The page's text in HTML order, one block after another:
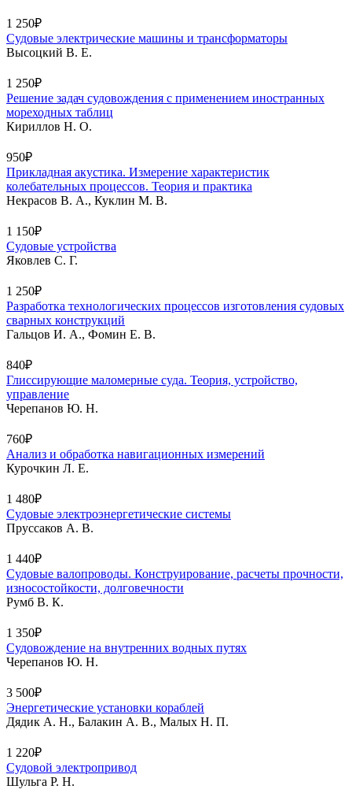
1 250₽
Судовые электрические машины и трансформаторы
Высоцкий В. Е.
1 250₽
Решение задач судовождения с применением иностранных
мореходных таблиц
Кириллов Н. О.
950₽
Прикладная акустика. Измерение характеристик
колебательных процессов. Теория и практика
Некрасов В. А., Куклин М. В.
1 150₽
Судовые устройства
Яковлев С. Г.
1 250₽
Разработка технологических процессов изготовления судовых
сварных конструкций
Гальцов И. А., Фомин Е. В.
840₽
Глиссирующие маломерные суда. Теория, устройство,
управление
Черепанов Ю. Н.
760₽
Анализ и обработка навигационных измерений
Курочкин Л. Е.
1 480₽
Судовые электроэнергетические системы
Пруссаков А. В.
1 440₽
Судовые валопроводы. Конструирование, расчеты прочности,
износостойкости, долговечности
Румб В. К.
1 350₽
Судовождение на внутренних водных путях
Черепанов Ю. Н.
3 500₽
Энергетические установки кораблей
Дядик А. Н., Балакин А. В., Малых Н. П.
1 220₽
Судовой электропривод
Шульга Р. Н.